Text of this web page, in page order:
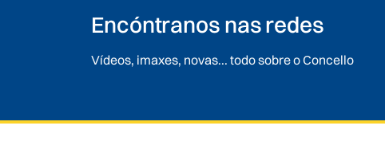
Encóntranos nas redes
Vídeos, imaxes, novas... todo sobre o Concello